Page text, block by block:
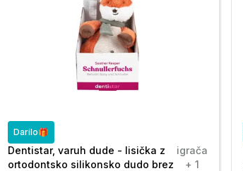
Darilo🎁
Dentistar, varuh dude - lisička z
ortodontsko silikonsko dudo brez
igrača
+ 1